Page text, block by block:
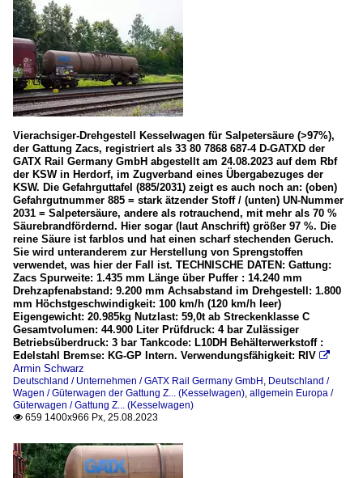
Vierachsiger-Drehgestell Kesselwagen für Salpetersäure (>97%),
der Gattung Zacs, registriert als 33 80 7868 687-4 D-GATXD der
GATX Rail Germany GmbH abgestellt am 24.08.2023 auf dem Rbf
der KSW in Herdorf, im Zugverband eines Übergabezuges der
KSW. Die Gefahrguttafel (885/2031) zeigt es auch noch an: (oben)
Gefahrgutnummer 885 = stark ätzender Stoff / (unten) UN-Nummer
2031 = Salpetersäure, andere als rotrauchend, mit mehr als 70 %
Säurebrandfördernd. Hier sogar (laut Anschrift) größer 97 %. Die
reine Säure ist farblos und hat einen scharf stechenden Geruch.
Sie wird unteranderem zur Herstellung von Sprengstoffen
verwendet, was hier der Fall ist. TECHNISCHE DATEN: Gattung:
Zacs Spurweite: 1.435 mm Länge über Puffer : 14.240 mm
Drehzapfenabstand: 9.200 mm Achsabstand im Drehgestell: 1.800
mm Höchstgeschwindigkeit: 100 km/h (120 km/h leer)
Eigengewicht: 20.985kg Nutzlast: 59,0t ab Streckenklasse C
Gesamtvolumen: 44.900 Liter Prüfdruck: 4 bar Zulässiger
Betriebsüberdruck: 3 bar Tankcode: L10DH Behälterwerkstoff :
Edelstahl Bremse: KG-GP Intern. Verwendungsfähigkeit: RIV 
Armin Schwarz
Deutschland / Unternehmen / GATX Rail Germany GmbH Deutschland /
Wagen / Güterwagen der Gattung Z... (Kesselwagen) allgemein Europa /
Güterwagen / Gattung Z... (Kesselwagen)
 659 1400x966 Px, 25.08.2023